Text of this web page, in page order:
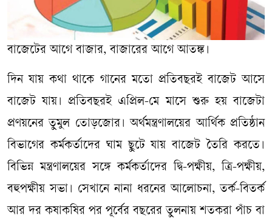
বাজেটের আগে বাজার, বাজারের আগে আতঙ্ক।
দিন যায় কথা থাকে গানের মতো প্রতিবছরই বাজেট আসে
বাজেট যায়। প্রতিবছরই এপ্রিল-মে মাসে শুরু হয় বাজেটা
প্রণয়নের তুমুল তোড়জোর। অর্থমন্ত্রণালয়ের আর্থিক প্রতিষ্ঠান
বিভাগের কর্মকর্তাদের ঘাম ছুটে যায় বাজেট তৈরি করতে।
বিভিন্ন মন্ত্রণালয়ের সঙ্গে কর্মকর্তাদের দ্বি-পক্ষীয়, ত্রি-পক্ষীয়,
বহুপক্ষীয় সভা। সেখানে নানা ধরনের আলোচনা, তর্ক-বিতর্ক
আর দর কষাকষির পর পূর্বের বছরের তুলনায় শতকরা পাঁচ বা